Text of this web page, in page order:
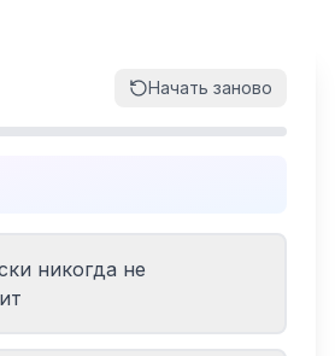
Начать заново
никогда не